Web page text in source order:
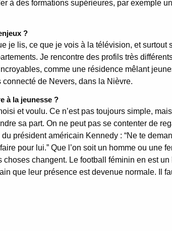
à des formations supérieures, par exemple
?
je lis, ce que je vois à la télévision, et surtout
Je rencontre des profils très
comme une résidence mêlant
de Nevers, dans la Nièvre.
à la jeunesse ?
et voulu. Ce n’est pas toujours simple,
sa part. On ne peut pas se contenter de
président américain Kennedy : “Ne te
pour lui.” Que l’on soit un homme ou une
changent. Le football féminin en est un
que leur présence est devenue normale. Il